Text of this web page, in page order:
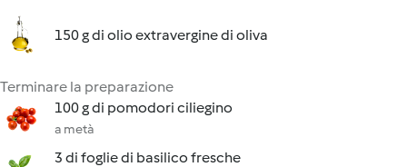
150 g di olio extravergine di oliva
Terminare la preparazione
100 g di pomodori ciliegino
a metà
3 di foglie di basilico fresche